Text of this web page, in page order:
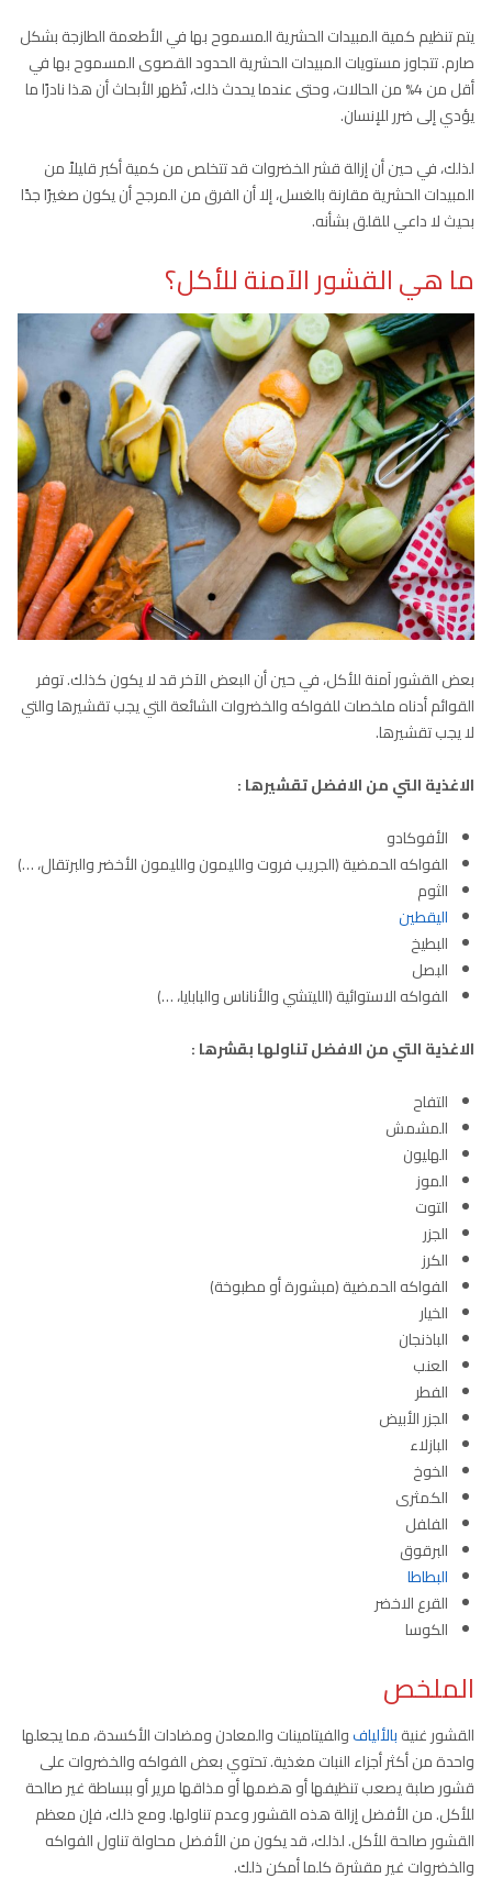
يتم تنظيم كمية المبيدات الحشرية المسموح بها في الأطعمة الطازجة بشكل
صارم. تتجاوز مستويات المبيدات الحشرية الحدود القصوى المسموح بها في
أقل من 4% من الحالات، وحتى عندما يحدث ذلك، تُظهر الأبحاث أن هذا نادرًا ما
يؤدي إلى ضرر للإنسان.
لذلك، في حين أن إزالة قشر الخضروات قد تتخلص من كمية أكبر قليلاً من
المبيدات الحشرية مقارنة بالغسل، إلا أن الفرق من المرجح أن يكون صغيرًا جدًا
بحيث لا داعي للقلق بشأنه.
ما هي القشور الآمنة للأكل؟
بعض القشور آمنة للأكل، في حين أن البعض الآخر قد لا يكون كذلك. توفر
القوائم أدناه ملخصات للفواكه والخضروات الشائعة التي يجب تقشيرها والتي
لا يجب تقشيرها.
الاغذية التي من الافضل تقشيرها :
الأفوكادو
الفواكه الحمضية (الجريب فروت والليمون والليمون الأخضر والبرتقال، …)
الثوم
اليقطين
البطيخ
البصل
الفواكه الاستوائية (الليتشي والأناناس والبابايا، …)
الاغذية التي من الافضل تناولها بقشرها:
التفاح
المشمش
الهليون
الموز
التوت
الجزر
الكرز
الفواكه الحمضية (مبشورة أو مطبوخة)
الخيار
الباذنجان
العنب
الفطر
الجزر الأبيض
البازلاء
الخوخ
الكمثرى
الفلفل
البرقوق
البطاطا
القرع الاخضر
الكوسا
الملخص
القشور غنيةبالأليافوالفيتامينات والمعادن ومضادات الأكسدة، مما يجعلها
واحدة من أكثر أجزاء النبات مغذية. تحتوي بعض الفواكه والخضروات على
قشور صلبة يصعب تنظيفها أو هضمها أو مذاقها مرير أو ببساطة غير صالحة
للأكل. من الأفضل إزالة هذه القشور وعدم تناولها. ومع ذلك، فإن معظم
القشور صالحة للأكل. لذلك، قد يكون من الأفضل محاولة تناول الفواكه
والخضروات غير مقشرة كلما أمكن ذلك.